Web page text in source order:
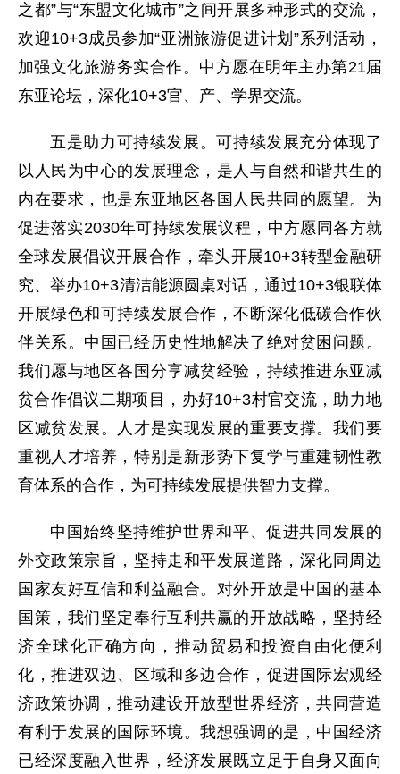
之都”与“东盟文化城市”之间开展多种形式的交流，
欢迎10+3成员参加“亚洲旅游促进计划”系列活动，
加强文化旅游务实合作。中方愿在明年主办第21届
东亚论坛，深化10+3官、产、学界交流。
五是助力可持续发展。可持续发展充分体现了
以人民为中心的发展理念，是人与自然和谐共生的
内在要求，也是东亚地区各国人民共同的愿望。为
促进落实2030年可持续发展议程，中方愿同各方就
全球发展倡议开展合作，牵头开展10+3转型金融研
究、举办10+3清洁能源圆桌对话，通过10+3银联体
开展绿色和可持续发展合作，不断深化低碳合作伙
伴关系。中国已经历史性地解决了绝对贫困问题。
我们愿与地区各国分享减贫经验，持续推进东亚减
贫合作倡议二期项目，办好10+3村官交流，助力地
区减贫发展。人才是实现发展的重要支撑。我们要
重视人才培养，特别是新形势下复学与重建韧性教
育体系的合作，为可持续发展提供智力支撑。
中国始终坚持维护世界和平、促进共同发展的
外交政策宗旨，坚持走和平发展道路，深化同周边
国家友好互信和利益融合。对外开放是中国的基本
国策，我们坚定奉行互利共赢的开放战略，坚持经
济全球化正确方向，推动贸易和投资自由化便利
化，推进双边、区域和多边合作，促进国际宏观经
济政策协调，推动建设开放型世界经济，共同营造
有利于发展的国际环境。我想强调的是，中国经济
已经深度融入世界，经济发展既立足于自身又面向